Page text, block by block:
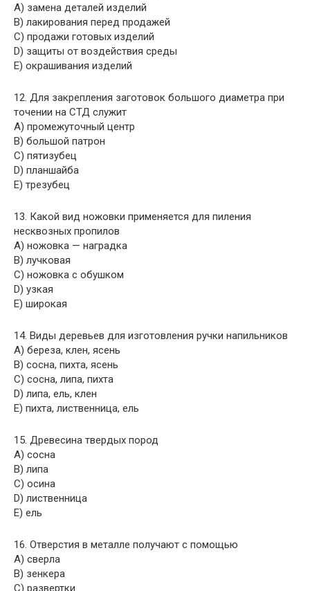
A) замена деталей изделий
B) лакирования перед продажей
C) продажи готовых изделий
D) защиты от воздействия среды
E) окрашивания изделий
12. Для закрепления заготовок большого диаметра при
точении на СТД служит
A) промежуточный центр
B) большой патрон
C) пятизубец
D) планшайба
E) трезубец
13. Какой вид ножовки применяется для пиления
несквозных пропилов
A) ножовка — наградка
B) лучковая
C) ножовка с обушком
D) узкая
E) широкая
14. Виды деревьев для изготовления ручки напильников
A) береза, клен, ясень
B) сосна, пихта, ясень
C) сосна, липа, пихта
D) липа, ель, клен
E) пихта, лиственница, ель
15. Древесина твердых пород
A) сосна
B) липа
C) осина
D) лиственница
E) ель
16. Отверстия в металле получают с помощью
A) сверла
B) зенкера
C) развертки